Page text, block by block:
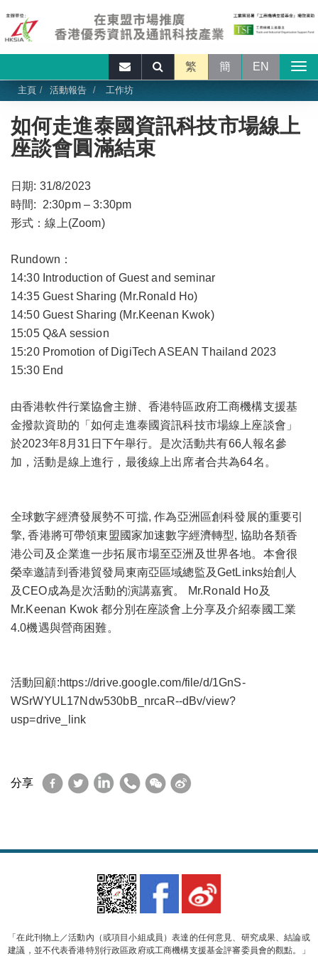
繁 簡 EN
主頁 活動報告 工作坊
如何走進泰國資訊科技市場線上
座談會圓滿結束
日期: 31/8/2023
時間: 2:30pm – 3:30pm
形式：線上(Zoom)
Rundown：
14:30 Introduction of Guest and seminar
14:35 Guest Sharing (Mr.Ronald Ho)
14:50 Guest Sharing (Mr.Keenan Kwok)
15:05 Q&A session
15:20 Promotion of DigiTech ASEAN Thailand 2023
15:30 End
​由香港軟件行業協會主辦、香港特區政府工商機構支援基
金撥款資助的「如何走進泰國資訊科技市場線上座談會」
於2023年8月31日下午舉行。是次活動共有66人報名參
加，活動是線上進行，最後線上出席者合共為64名。
全球數字經濟發展勢不可擋, 作為亞洲區創科發展的重要引
擎, 香港將可帶領東盟國家加速數字經濟轉型, 協助各類香
港公司及企業進一步拓展市場至亞洲及世界各地。本會很
榮幸邀請到香港貿發局東南亞區域總監及GetLinks始創人
及CEO成為是次活動的演講嘉賓。 Mr.Ronald Ho及
Mr.Keenan Kwok 都分別在座談會上分享及介紹泰國工業
4.0機遇與營商困難。
活動回顧:https://drive.google.com/file/d/1GnS-
WSrWYUL17Ndw530bB_nrcaR--dBv/view?
usp=drive_link
分享 Facebook
TwitterLinkedInWhatsApp
WeChat
「在此刊物上／活動內（或項目小組成員）表達的任何意見、研究成果、結論或
建議，並不代表香港特別行政區政府或工商機構支援基金評審委員會的觀點。」